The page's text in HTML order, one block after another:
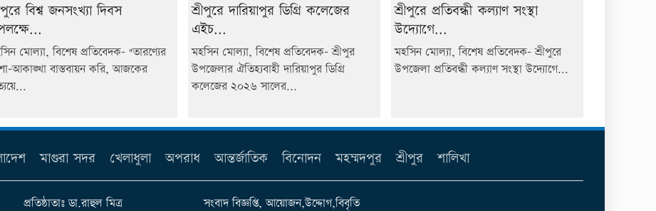
বিশ্ব জনসংখ্যা দিবস
মোল্যা, বিশেষ প্রতিবেদক- "তারণ্যের
আকাঙ্খা বাস্তবায়ন করি, আজকের
শ্রীপুরে দারিয়াপুর ডিগ্রি কলেজের
এইচ...
মহসিন মোল্যা, বিশেষ প্রতিবেদক- শ্রীপুর
উপজেলার ঐতিহ্যবাহী দারিয়াপুর ডিগ্রি
কলেজের ২০২৬ সালের...
শ্রীপুরে প্রতিবন্ধী কল্যাণ সংস্থা
উদ্যোগে...
মহসিন মোল্যা, বিশেষ প্রতিবেদক- শ্রীপুরে
উপজেলা প্রতিবন্ধী কল্যাণ সংস্থা উদ্যোগে...
মাগুরা সদর খেলাধুলা অপরাধ আন্তর্জাতিক বিনোদন মহম্মদপুর শ্রীপুর শালিখা
প্রতিষ্ঠাতাঃ ডা.রাহুল মিত্র সংবাদ বিজ্ঞপ্তি, আয়োজন,উদ্দোগ,বিবৃতি